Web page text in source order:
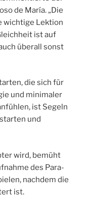
de María. „Die
wichtige Lektion
ist auf
überall sonst
die sich für
und minimaler
ist Segeln
und
wird, bemüht
des Para-
nachdem die
ist.